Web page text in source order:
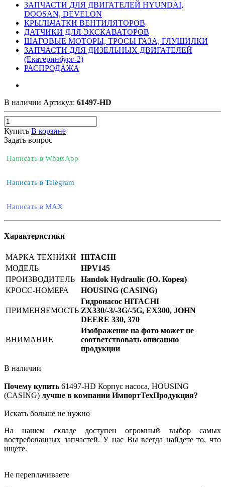
ЗАПЧАСТИ ДЛЯ ДВИГАТЕЛЕЙ HYUNDAI,
DOOSAN, DEVELON
КРЫЛЬЧАТКИ ВЕНТИЛЯТОРОВ
ДАТЧИКИ ДЛЯ ЭКСКАВАТОРОВ
ШАГОВЫЕ МОТОРЫ, ТРОСЫ ГАЗА, ГЛУШИЛКИ
ЗАПЧАСТИ ДЛЯ ДИЗЕЛЬНЫХ ДВИГАТЕЛЕЙ
(Екатеринбург-2)
РАСПРОДАЖА
В наличии Артикул: 61497-HD
Купить В корзине
Задать вопрос
Написать в WhatsApp
Написать в Telegram
Написать в MAX
Характеристики
МАРКА ТЕХНИКИ HITACHI
МОДЕЛЬ
HPV145
ПРОИЗВОДИТЕЛЬ
Handok Hydraulic (Ю. Корея)
КРОСС-НОМЕРА
HOUSING (CASING)
ПРИМЕНЯЕМОСТЬ
Гидронасос HITACHI
ZX330/-3/-3G/-5G, EX300, JOHN
DEERE 330, 370
ВНИМАНИЕ
Изображение на фото может не
соответствовать описанию
продукции
В наличии
Почему купить 61497-HD Корпус насоса, HOUSING
(CASING) лучше в компании ИмпортТехПродукция?
Искать больше не нужно
На нашем складе доступен огромный выбор самых
востребованных запчастей. У нас Вы всегда найдете то, что
ищете.
Не переплачиваете